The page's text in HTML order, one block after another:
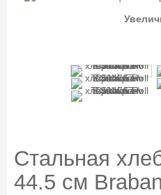
Стальная
44.5 см